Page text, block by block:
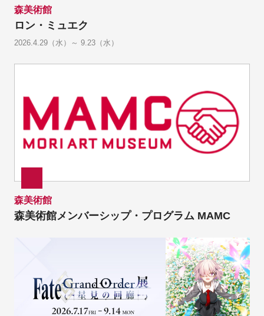
森美術館
ロン・ミュエク
2026.4.29（水）～ 9.23（水）
森美術館
森美術館メンバーシップ・プログラム MAMC